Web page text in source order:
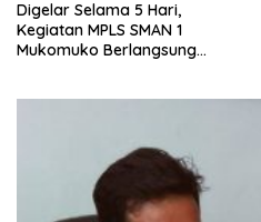
Digelar Selama 5 Hari,
Kegiatan MPLS SMAN 1
Mukomuko Berlangsung